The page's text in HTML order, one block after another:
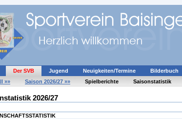
Der SVB Jugend Neuigkeiten/Termine Bilderbuch
»»
Saison 2026/27 »» Spielberichte Saisonstatistik
2026/27